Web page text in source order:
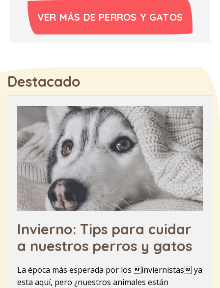
VER MÁS DE PERROS Y GATOS
Destacado
Invierno: Tips para cuidar
a nuestros perros y gatos
La época más esperada por los inviernistas ya
esta aquí, pero ¿nuestros animales están